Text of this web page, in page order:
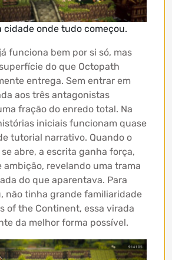
cidade onde tudo começou.
funciona bem por si só, mas
do que Octopath
entrega. Sem entrar em
aos três antagonistas
fração do enredo total. Na
iniciais funcionam quase
tutorial narrativo. Quando o
abre, a escrita ganha força,
revelando uma trama
do que aparentava. Para
não tinha grande familiaridade
of the Continent, essa virada
da melhor forma possível.